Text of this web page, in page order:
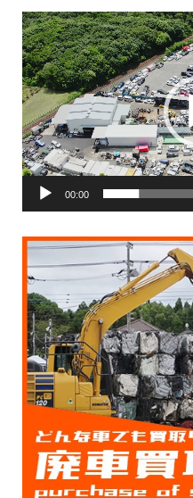
動
画
プ
レ
ー
ヤ
ー
00:00